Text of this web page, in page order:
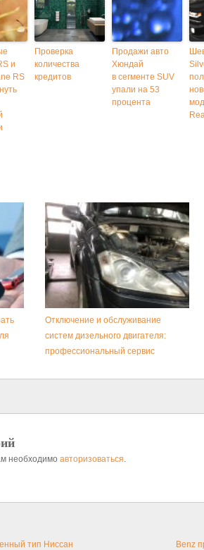
и
RS
Проверка
количества
кредитов
Продажи авто
Хюндай
в сегменте SUV
упали на 53
процента
Отключение и обслуживание
систем дизельного двигателя:
профессиональный сервис
необходимо авторизоваться.
тип Ниссан
Benz